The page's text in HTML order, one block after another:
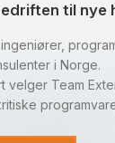
til nye
i Norge.
velger Team